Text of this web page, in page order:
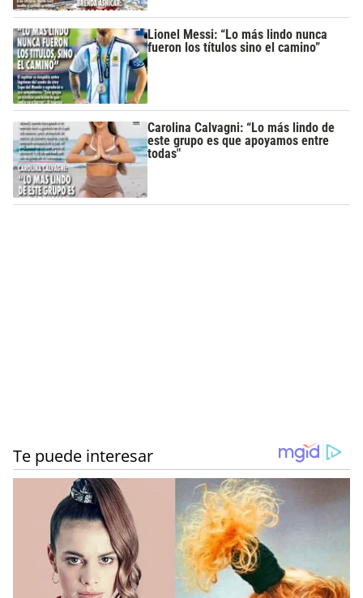
Lionel Messi: “Lo más lindo nunca
fueron los títulos sino el camino”
Carolina Calvagni: “Lo más lindo de
este grupo es que apoyamos entre
todas"